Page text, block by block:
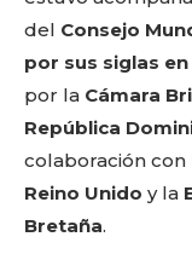
del Consejo
por sus siglas
por la Cámara
República
colaboración con
Reino Unido y la
Bretaña.